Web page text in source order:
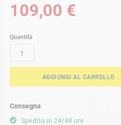
109,00 €
Quantità
AGGIUNGI AL CARRELLO
Consegna
Spedito in 24/48 ore